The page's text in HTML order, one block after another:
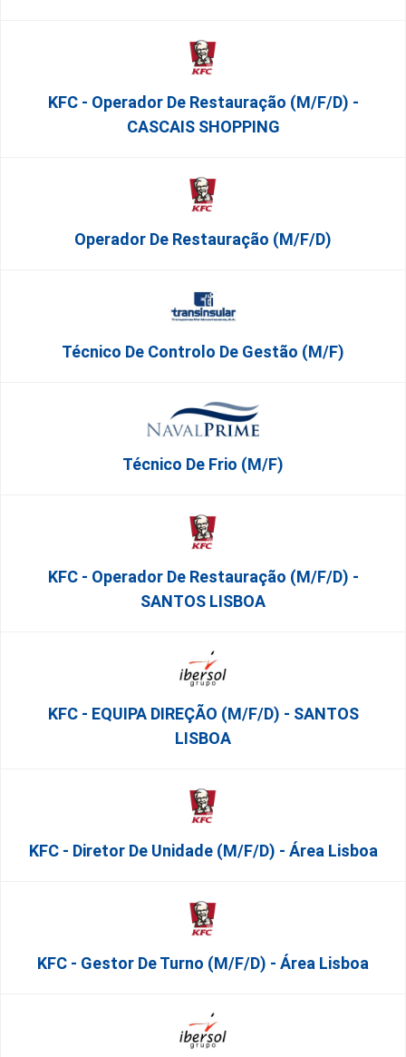
KFC - Operador De Restauração (m/f/d) -
CASCAIS SHOPPING
Operador De Restauração (m/f/d)
Técnico De Controlo De Gestão (m/f)
Técnico De Frio (m/f)
KFC - Operador De Restauração (m/f/d) -
SANTOS LISBOA
KFC - EQUIPA DIREÇÃO (m/f/d) - SANTOS
LISBOA
KFC - Diretor De Unidade (m/f/d) - Área Lisboa
KFC - Gestor De Turno (m/f/d) - Área Lisboa